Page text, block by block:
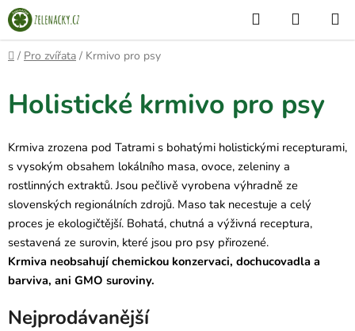
Přejít
na
obsah
Hledat
KOŠÍK
Domů
/ Pro zvířata / Krmivo pro psy
Holistické krmivo pro psy
Krmiva zrozena pod Tatrami s bohatými holistickými recepturami,
s vysokým obsahem lokálního masa, ovoce, zeleniny a
rostlinných extraktů. Jsou pečlivě vyrobena výhradně ze
slovenských regionálních zdrojů. Maso tak necestuje a celý
proces je ekologičtější. Bohatá, chutná a výživná receptura,
sestavená ze surovin, které jsou pro psy přirozené.
Krmiva neobsahují chemickou konzervaci, dochucovadla a
barviva, ani GMO suroviny.
Nejprodávanější